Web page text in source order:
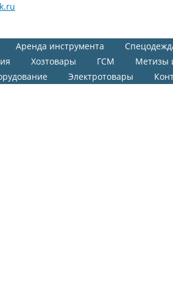
Аренда инструмента
Хозтовары ГСМ
Метизы
Электротовары